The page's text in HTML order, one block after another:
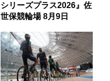
シリーズプラス2026』佐
世保競輪場 8月9日